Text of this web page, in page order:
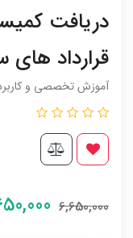
دریافت
قرارداد های
آموزش تخصصی و
6,650,000